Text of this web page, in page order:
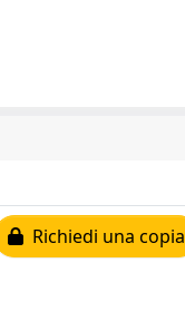
Richiedi una copia